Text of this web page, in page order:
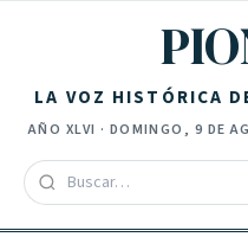
LA VOZ HISTÓRICA
AÑO XLVI · DOMINGO, 9 DE